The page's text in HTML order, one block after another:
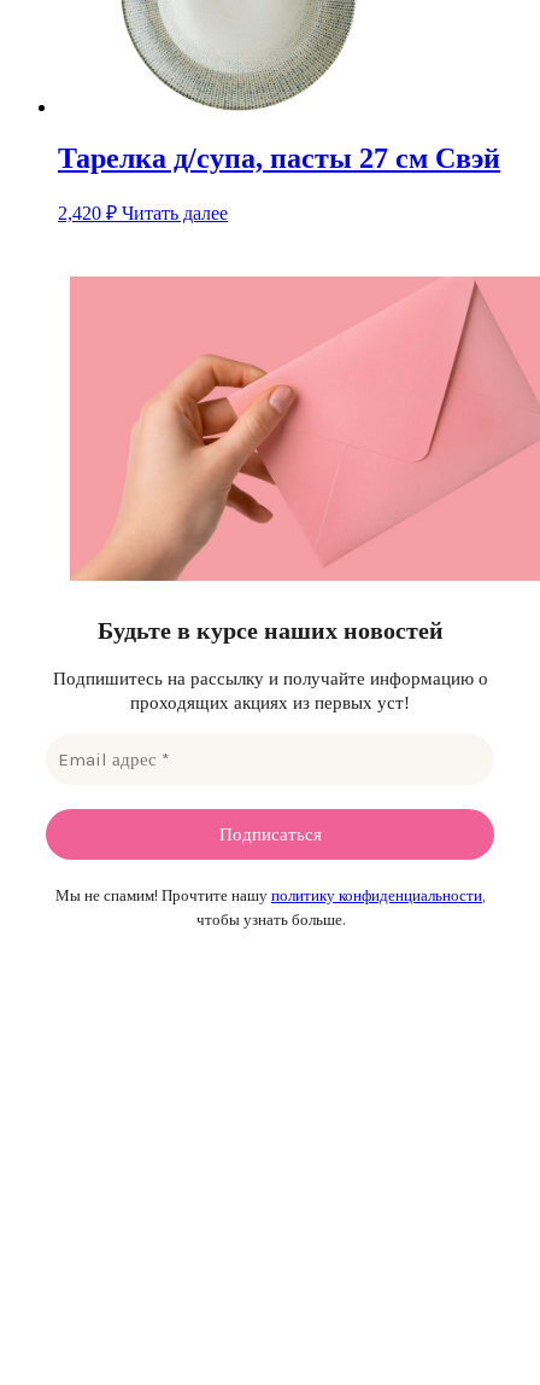
Тарелка д/супа, пасты 27 см Свэй
2,420 ₽ Читать далее
Будьте в курсе наших новостей
Подпишитесь на рассылку и получайте информацию о
проходящих акциях из первых уст!
Мы не спамим! Прочтите нашу политику конфиденциальности
чтобы узнать больше.